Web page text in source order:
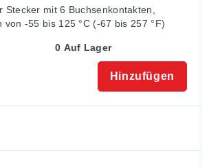
Stecker mit 6 Buchsenkontakten,
von -55 bis 125 °C (-67 bis 257 °F)
0 Auf Lager
Hinzufügen